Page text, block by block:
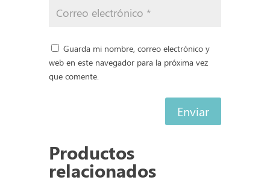
Guarda mi nombre, correo electrónico y
web en este navegador para la próxima vez
que comente.
Enviar
Productos
relacionados